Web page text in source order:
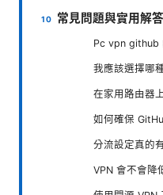
常見問題與實用解答
Pc vpn github
我應該選擇哪
在家用路由器
如何確保
分流設定真的
VPN 會不會降